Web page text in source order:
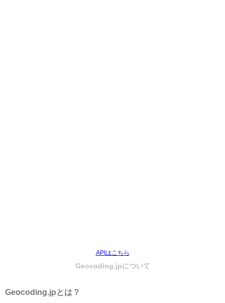
APIはこちら
Geocoding.jpについて
Geocoding.jpとは？